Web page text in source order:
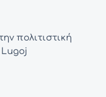
πολιτιστική
Lugoj